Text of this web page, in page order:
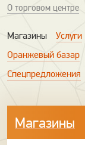
О торговом центре
Магазины Услуги
Оранжевый базар
Спецпредложения
Магазины